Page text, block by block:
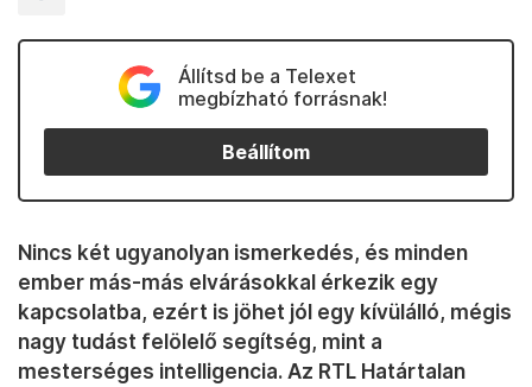
Állítsd be a Telexet
megbízható forrásnak!
Beállítom
Nincs két ugyanolyan ismerkedés, és minden
ember más-más elvárásokkal érkezik egy
kapcsolatba, ezért is jöhet jól egy kívülálló, mégis
nagy tudást felölelő segítség, mint a
mesterséges intelligencia. Az RTL Határtalan